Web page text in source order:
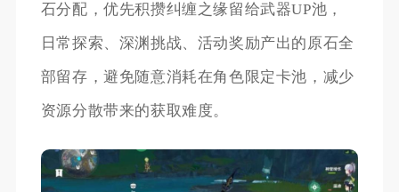
石分配，优先积攒纠缠之缘留给武器UP池，
日常探索、深渊挑战、活动奖励产出的原石全
部留存，避免随意消耗在角色限定卡池，减少
资源分散带来的获取难度。